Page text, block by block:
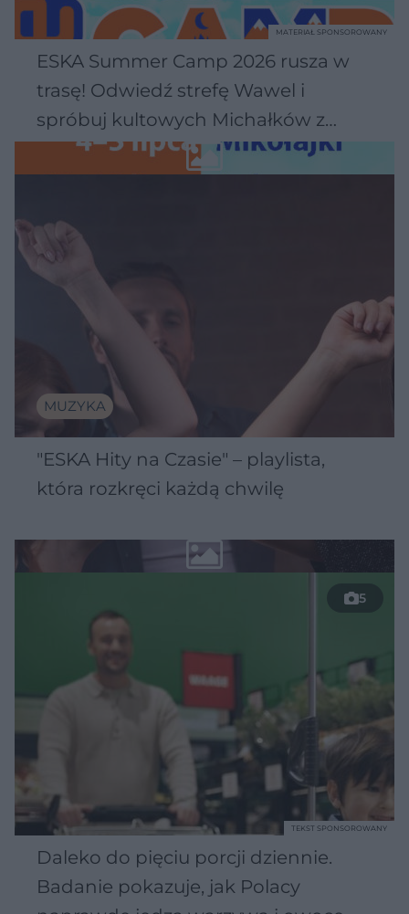
ESKA Summer Camp 2026 rusza w
trasę! Odwiedź strefę Wawel i
spróbuj kultowych Michałków z
Wawelu
MATERIAŁ SPONSOROWANY
MUZYKA
"ESKA Hity na Czasie" – playlista,
która rozkręci każdą chwilę
5
Daleko do pięciu porcji dziennie.
Badanie pokazuje, jak Polacy
TEKST SPONSOROWANY